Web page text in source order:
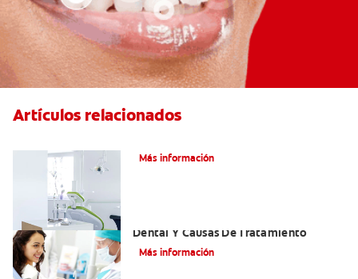
Artículos relacionados
Más información
Dental Y Causas De Tratamiento
Más información